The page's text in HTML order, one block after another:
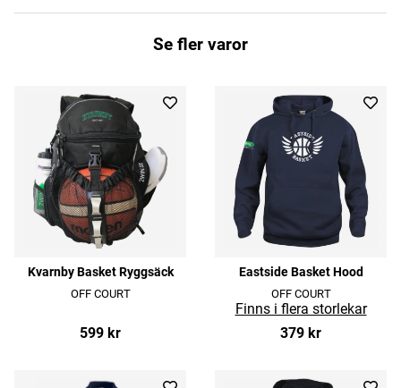
Se fler varor
Kvarnby Basket Ryggsäck
OFF COURT
599 kr
Eastside Basket Hood
OFF COURT
379 kr